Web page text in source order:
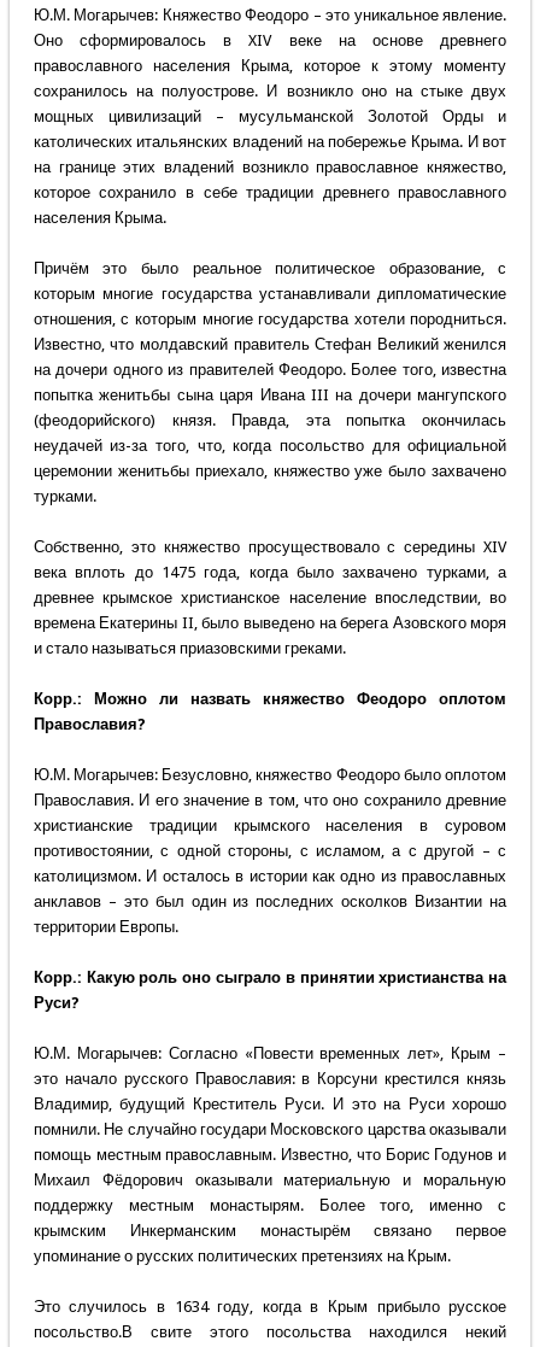
Ю.М. Могарычев: Княжество Феодоро – это уникальное явление.
Оно сформировалось в XIV веке на основе древнего
православного населения Крыма, которое к этому моменту
сохранилось на полуострове. И возникло оно на стыке двух
мощных цивилизаций – мусульманской Золотой Орды и
католических итальянских владений на побережье Крыма. И вот
на границе этих владений возникло православное княжество,
которое сохранило в себе традиции древнего православного
населения Крыма.
Причём это было реальное политическое образование, с
которым многие государства устанавливали дипломатические
отношения, с которым многие государства хотели породниться.
Известно, что молдавский правитель Стефан Великий женился
на дочери одного из правителей Феодоро. Более того, известна
попытка женитьбы сына царя Ивана III на дочери мангупского
(феодорийского) князя. Правда, эта попытка окончилась
неудачей из-за того, что, когда посольство для официальной
церемонии женитьбы приехало, княжество уже было захвачено
турками.
Собственно, это княжество просуществовало с середины XIV
века вплоть до 1475 года, когда было захвачено турками, а
древнее крымское христианское население впоследствии, во
времена Екатерины II, было выведено на берега Азовского моря
и стало называться приазовскими греками.
Корр.: Можно ли назвать княжество Феодоро оплотом
Православия?
Ю.М. Могарычев: Безусловно, княжество Феодоро было оплотом
Православия. И его значение в том, что оно сохранило древние
христианские традиции крымского населения в суровом
противостоянии, с одной стороны, с исламом, а с другой – с
католицизмом. И осталось в истории как одно из православных
анклавов – это был один из последних осколков Византии на
территории Европы.
Корр.: Какую роль оно сыграло в принятии христианства на
Руси?
Ю.М. Могарычев: Согласно «Повести временных лет», Крым –
это начало русского Православия: в Корсуни крестился князь
Владимир, будущий Креститель Руси. И это на Руси хорошо
помнили. Не случайно государи Московского царства оказывали
помощь местным православным. Известно, что Борис Годунов и
Михаил Фёдорович оказывали материальную и моральную
поддержку местным монастырям. Более того, именно с
крымским Инкерманским монастырём связано первое
упоминание о русских политических претензиях на Крым.
Это случилось в 1634 году, когда в Крым прибыло русское
посольство.В свите этого посольства находился некий